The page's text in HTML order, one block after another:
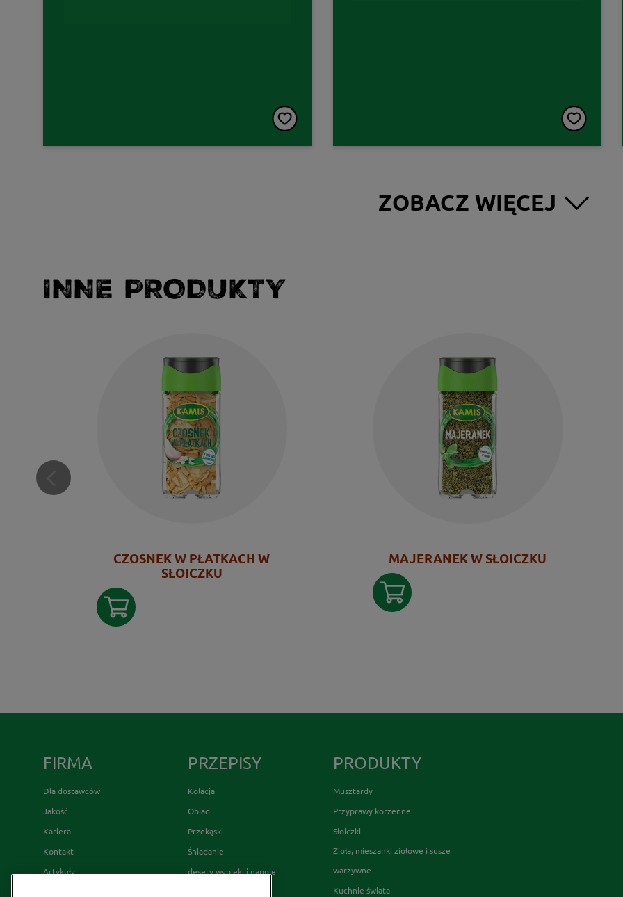
ZOBACZ WIĘCEJ
INNE PRODUKTY
CZOSNEK W PŁATKACH W
SŁOICZKU
MAJERANEK W SŁOICZKU
FIRMA
Dla dostawców
Jakość
Kariera
Kontakt
Artykuły
PRZEPISY
Kolacja
Obiad
Przekąski
Śniadanie
desery wypieki i napoje
PRODUKTY
Musztardy
Przyprawy korzenne
Słoiczki
Zioła, mieszanki ziołowe i susze
warzywne
Kuchnie świata